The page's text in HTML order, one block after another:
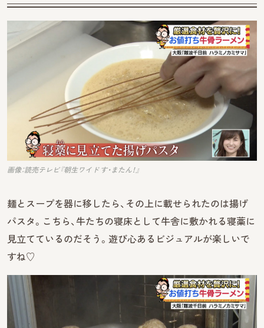
画像：読売テレビ『朝生ワイド す・またん！』
麺とスープを器に移したら、その上に載せられたのは揚げ
パスタ。こちら、牛たちの寝床として牛舎に敷かれる寝藁に
見立てているのだそう。遊び心あるビジュアルが楽しいで
すね♡